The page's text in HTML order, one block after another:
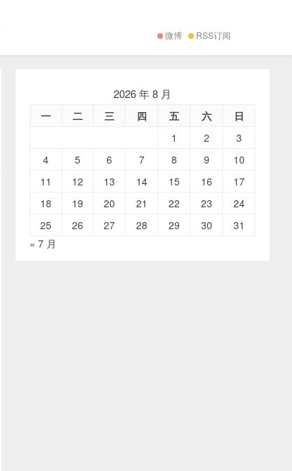
微博 RSS订阅
2026 年 8 月
一 二 三 四 五 六
日
1
2
3
4
5 6 7 8 9
10
11
12 13 14 15 16
17
18
19 20 21 22 23
24
25
26 27 28 29 30
31
« 7 月